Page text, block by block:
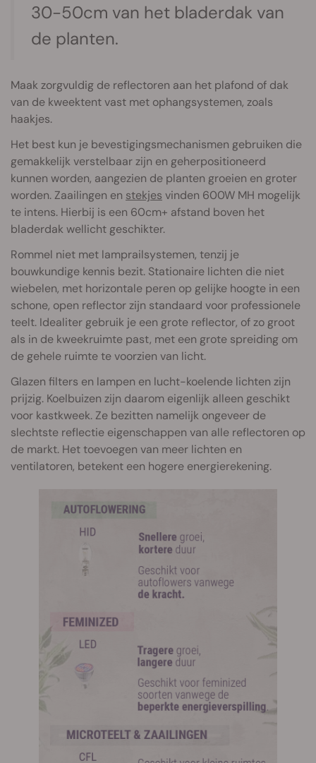
30-50cm van het bladerdak van
de planten.
Maak zorgvuldig de reflectoren aan het plafond of dak
van de kweektent vast met ophangsystemen, zoals
haakjes.
Het best kun je bevestigingsmechanismen gebruiken die
gemakkelijk verstelbaar zijn en geherpositioneerd
kunnen worden, aangezien de planten groeien en groter
worden. Zaailingen en stekjes vinden 600W MH mogelijk
te intens. Hierbij is een 60cm+ afstand boven het
bladerdak wellicht geschikter.
Rommel niet met lamprailsystemen, tenzij je
bouwkundige kennis bezit. Stationaire lichten die niet
wiebelen, met horizontale peren op gelijke hoogte in een
schone, open reflector zijn standaard voor professionele
teelt. Idealiter gebruik je een grote reflector, of zo groot
als in de kweekruimte past, met een grote spreiding om
de gehele ruimte te voorzien van licht.
Glazen filters en lampen en lucht-koelende lichten zijn
prijzig. Koelbuizen zijn daarom eigenlijk alleen geschikt
voor kastkweek. Ze bezitten namelijk ongeveer de
slechtste reflectie eigenschappen van alle reflectoren op
de markt. Het toevoegen van meer lichten en
ventilatoren, betekent een hogere energierekening.